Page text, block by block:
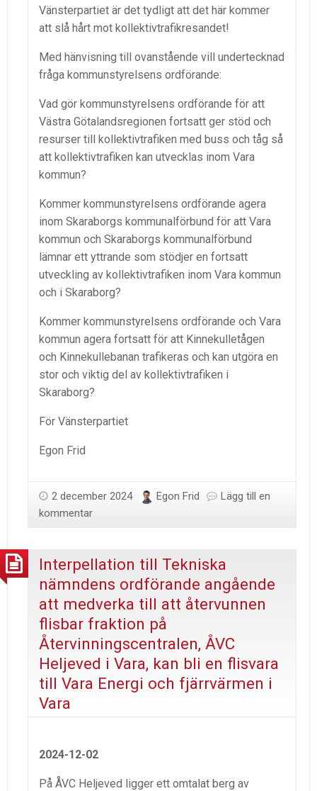
Vänsterpartiet är det tydligt att det här kommer
att slå hårt mot kollektivtrafikresandet!
Med hänvisning till ovanstående vill undertecknad
fråga kommunstyrelsens ordförande:
Vad gör kommunstyrelsens ordförande för att
Västra Götalandsregionen fortsatt ger stöd och
resurser till kollektivtrafiken med buss och tåg så
att kollektivtrafiken kan utvecklas inom Vara
kommun?
Kommer kommunstyrelsens ordförande agera
inom Skaraborgs kommunalförbund för att Vara
kommun och Skaraborgs kommunalförbund
lämnar ett yttrande som stödjer en fortsatt
utveckling av kollektivtrafiken inom Vara kommun
och i Skaraborg?
Kommer kommunstyrelsens ordförande och Vara
kommun agera fortsatt för att Kinnekulletågen
och Kinnekullebanan trafikeras och kan utgöra en
stor och viktig del av kollektivtrafiken i
Skaraborg?
För Vänsterpartiet
Egon Frid
2 december 2024 Egon Frid
Lägg till en
kommentar
Interpellation till Tekniska
nämndens ordförande angående
att medverka till att återvunnen
flisbar fraktion på
Återvinningscentralen, ÅVC
Heljeved i Vara, kan bli en flisvara
till Vara Energi och fjärrvärmen i
Vara
2024-12-02
På ÅVC Heljeved ligger ett omtalat berg av